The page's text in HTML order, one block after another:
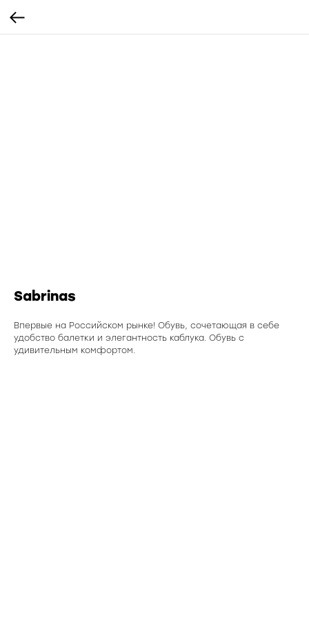
Sabrinas
Bпервые на Российском рынке! Обувь, сочетающая в себе
удобство балетки и элегантность каблука. Обувь с
удивительным комфортом.